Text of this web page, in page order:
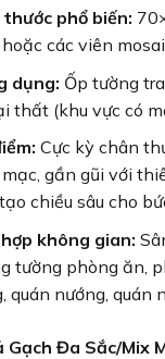
thước phổ biến:
hoặc các viên
dụng: Ốp tường
thất (khu vực có
Cực kỳ chân
mạc, gần gũi với
chiều sâu cho
không gian:
tường phòng ăn,
quán nướng, quán
Gạch Đa Sắc/Mix